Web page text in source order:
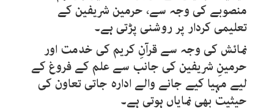
منصوبے کی وجہ سے، حرمین شریفین کے
تعلیمی کردار پر روشنی پڑتی ہے۔
نمائش کی وجہ سے قرآنِ کریم کی خدمت اور
حرمینِ شریفین کی جانب سے علم کے فروغ کے
لیے مہیا کیے جانے والے ادارہ جاتی تعاون کی
حیثیت بھی نمایاں ہوتی ہے۔